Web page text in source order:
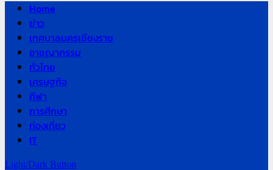
Primary
Menu
Home
ข่าว
เทศบาลนครเชียงราย
อาชญากรรม
ทั่วไทย
เศรษฐกิจ
กีฬา
การศึกษา
ท่องเที่ยว
IT
Light/Dark Button